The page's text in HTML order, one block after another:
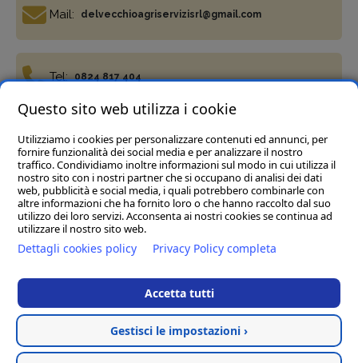
Mail: delvecchioagriservizisrl@gmail.com
Tel: 0824 817 404
Fax: 0824 817 977
Del Vecchio Agriservizi Srl
- C.da Tre Pietre, snc, 82034
Guardia Sanframondi (BN) P.IVA 01472040623
Rea BN123197 Cap.soc € 45.000,00 i.v. - Pec :
delvecchioagriservizisrl@legalmail.it
Hosted & created by
Questo sito web utilizza i cookie
Utilizziamo i cookies per personalizzare contenuti ed annunci, per
fornire funzionalità dei social media e per analizzare il nostro
traffico. Condividiamo inoltre informazioni sul modo in cui utilizza il
nostro sito con i nostri partner che si occupano di analisi dei dati
web, pubblicità e social media, i quali potrebbero combinarle con
altre informazioni che ha fornito loro o che hanno raccolto dal suo
utilizzo dei loro servizi. Acconsenta ai nostri cookies se continua ad
utilizzare il nostro sito web.
Dettagli cookies policy Privacy Policy completa
Accetta tutti
Gestisci le impostazioni ›